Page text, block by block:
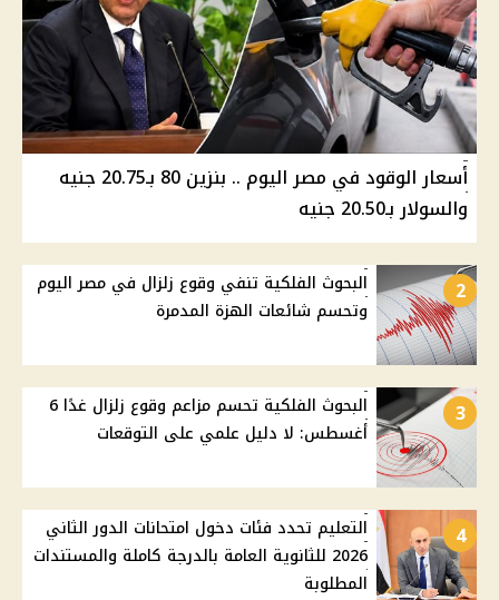
أسعار الوقود في مصر اليوم .. بنزين 80 بـ20.75 جنيه
والسولار بـ20.50 جنيه
2
البحوث الفلكية تنفي وقوع زلزال في مصر اليوم
وتحسم شائعات الهزة المدمرة
3
البحوث الفلكية تحسم مزاعم وقوع زلزال غدًا 6
أغسطس: لا دليل علمي على التوقعات
4
التعليم تحدد فئات دخول امتحانات الدور الثاني
2026 للثانوية العامة بالدرجة كاملة والمستندات
المطلوبة